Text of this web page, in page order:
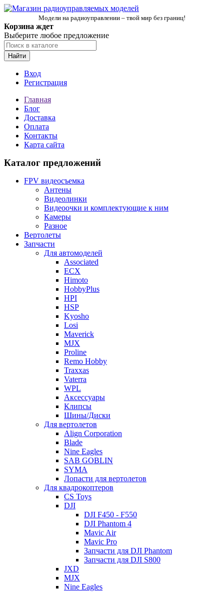
Модели на радиоуправлении – твой мир без границ!
Корзина ждет
Выберите любое предложение
Найти
Вход
Регистрация
Главная
Блог
Доставка
Оплата
Контакты
Карта сайта
Каталог предложений
FPV видеосъемка
Антены
Видеолинки
Видеоочки и комплектующие к ним
Камеры
Разное
Вертолеты
Запчасти
Для автомоделей
Associated
ECX
Himoto
HobbyPlus
HPI
HSP
Kyosho
Losi
Maverick
MJX
Proline
Remo Hobby
Traxxas
Vaterra
WPL
Аксессуары
Клипсы
Шины/Диски
Для вертолетов
Align Corporation
Blade
Nine Eagles
SAB GOBLIN
SYMA
Лопасти для вертолетов
Для квадрокоптеров
CS Toys
DJI
DJI F450 - F550
DJI Phantom 4
Mavic Air
Mavic Pro
Запчасти для DJI Phantom
Запчасти для DJI S800
JXD
MJX
Nine Eagles